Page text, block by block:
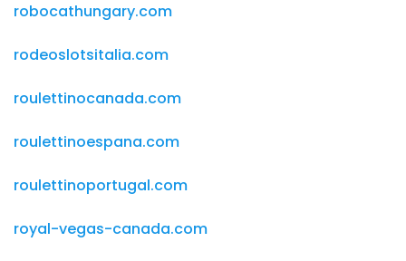
robocathungary.com
rodeoslotsitalia.com
roulettinocanada.com
roulettinoespana.com
roulettinoportugal.com
royal-vegas-canada.com